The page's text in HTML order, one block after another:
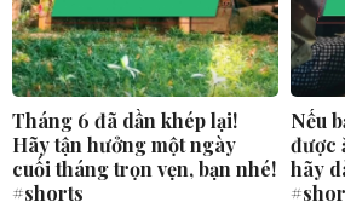
Tháng 6 đã dần khép lại!
Hãy tận hưởng một ngày
cuối tháng trọn vẹn, bạn nhé!
#shorts
Nếu
được
hãy